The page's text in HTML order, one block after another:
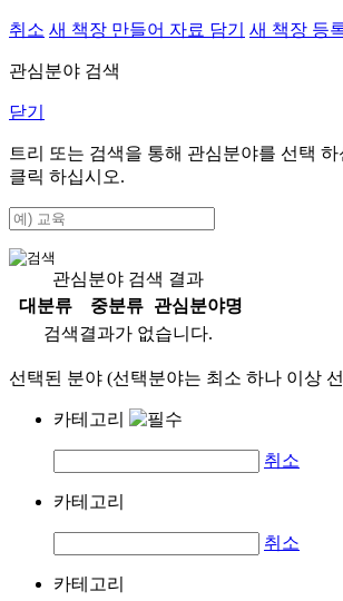
취소 새 책장 만들어 자료 담기 새 책장 등
관심분야 검색
닫기
트리 또는 검색을 통해 관심분야를 선택 하
클릭 하십시오.
관심분야 검색 결과
대분류
중분류
관심분야명
검색결과가 없습니다.
선택된 분야 (선택분야는 최소 하나 이상
카테고리
취소
카테고리
취소
카테고리